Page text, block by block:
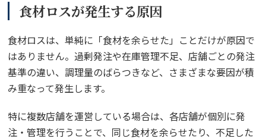
食材ロスが発生する原因
食材ロスは、単純に「食材を余らせた」ことだけが原因で
はありません。過剰発注や在庫管理不足、店舗ごとの発注
基準の違い、調理量のばらつきなど、さまざまな要因が積
み重なって発生します。
特に複数店舗を運営している場合は、各店舗が個別に発
注・管理を行うことで、同じ食材を余らせたり、不足した